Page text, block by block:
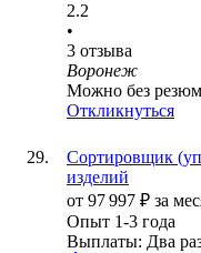
2.2
•
3 отзыва
Воронеж
Можно без
Откликнуться
Сортировщик
изделий
от 97 997 ₽ за
Опыт 1-3 года
Выплаты: Два